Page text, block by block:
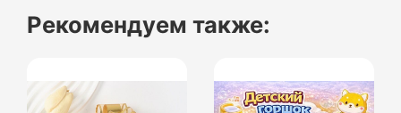
Рекомендуем также: